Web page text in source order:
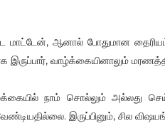
ஆனால் போதுமான தைரியம்
இருப்பார், வாழ்க்கையினாலும்
நாம் சொல்லும் அல்லது
இருப்பினும், சில